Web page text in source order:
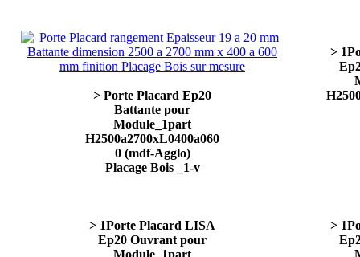
> Porte Placard Ep20
Battante pour
Module_1part
H2500a2700xL0400a060
0 (mdf-Agglo)
Placage Bois _1-v
>
> 1Porte Placard LISA
Ep20 Ouvrant pour
Module_1part
>